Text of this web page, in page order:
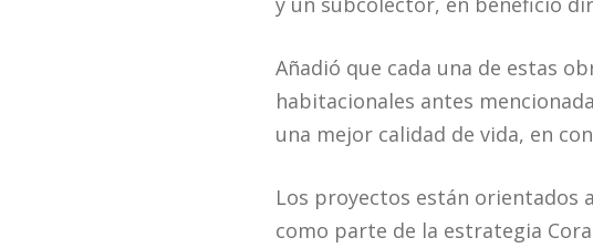
Añadió que cada una de estas
habitacionales antes
una mejor calidad de vida, en
Los proyectos están orientados
como parte de la estrategia